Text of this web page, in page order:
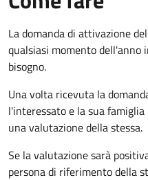
La domanda di attivazione
qualsiasi momento dell'anno
bisogno.
Una volta ricevuta la
l'interessato e la sua
una valutazione della stessa.
Se la valutazione sarà
persona di riferimento della